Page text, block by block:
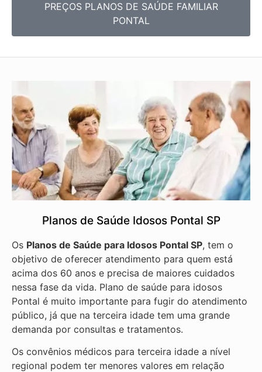
PREÇOS PLANOS DE SAÚDE FAMILIAR
PONTAL
Planos de Saúde Idosos Pontal SP
Os Planos de Saúde para Idosos Pontal SP, tem o
objetivo de oferecer atendimento para quem está
acima dos 60 anos e precisa de maiores cuidados
nessa fase da vida. Plano de saúde para idosos
Pontal é muito importante para fugir do atendimento
público, já que na terceira idade tem uma grande
demanda por consultas e tratamentos.
Os convênios médicos para terceira idade a nível
regional podem ter menores valores em relação